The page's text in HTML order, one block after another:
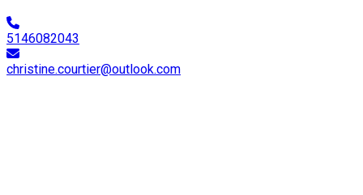
5146082043
christine.courtier@outlook.com